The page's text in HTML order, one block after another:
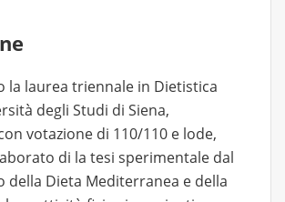
la laurea triennale in Dietistica
degli Studi di Siena,
votazione di 110/110 e lode,
di la tesi sperimentale dal
Dieta Mediterranea e della